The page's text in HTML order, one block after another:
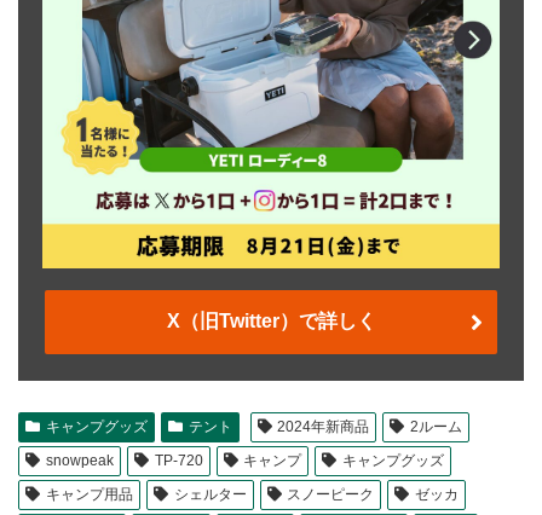
X（旧Twitter）で詳しく
キャンプグッズ テント 2024年新商品
2ルーム
snowpeak
TP-720 キャンプ
キャンプグッズ
キャンプ用品
シェルター スノーピーク
ゼッカ